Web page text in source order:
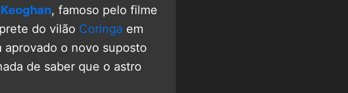
, famoso pelo filme
do vilão Coringa em
aprovado o novo suposto
de saber que o astro